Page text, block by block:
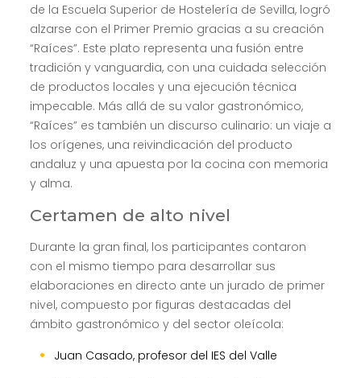
de la Escuela Superior de Hostelería de Sevilla, logró
alzarse con el Primer Premio gracias a su creación
“Raíces”. Este plato representa una fusión entre
tradición y vanguardia, con una cuidada selección
de productos locales y una ejecución técnica
impecable. Más allá de su valor gastronómico,
“Raíces” es también un discurso culinario: un viaje a
los orígenes, una reivindicación del producto
andaluz y una apuesta por la cocina con memoria
y alma.
Certamen de alto nivel
Durante la gran final, los participantes contaron
con el mismo tiempo para desarrollar sus
elaboraciones en directo ante un jurado de primer
nivel, compuesto por figuras destacadas del
ámbito gastronómico y del sector oleícola:
Juan Casado, profesor del IES del Valle